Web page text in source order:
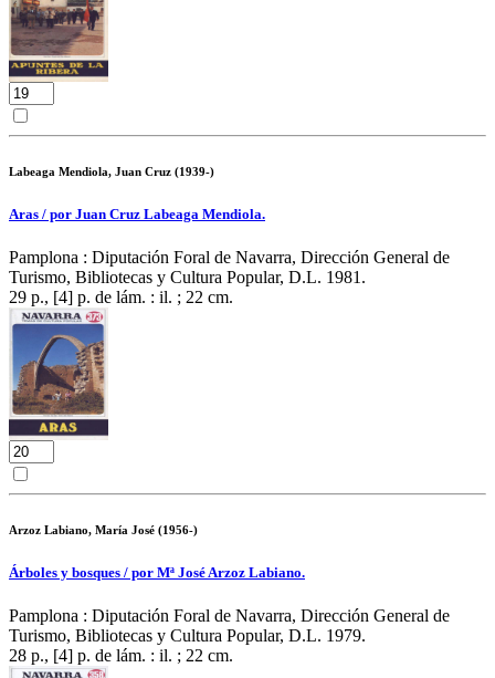
Labeaga Mendiola, Juan Cruz (1939-)
Aras / por Juan Cruz Labeaga Mendiola.
Pamplona : Diputación Foral de Navarra, Dirección General de
Turismo, Bibliotecas y Cultura Popular, D.L. 1981.
29 p., [4] p. de lám. : il. ; 22 cm.
Arzoz Labiano, María José (1956-)
Árboles y bosques / por Mª José Arzoz Labiano.
Pamplona : Diputación Foral de Navarra, Dirección General de
Turismo, Bibliotecas y Cultura Popular, D.L. 1979.
28 p., [4] p. de lám. : il. ; 22 cm.